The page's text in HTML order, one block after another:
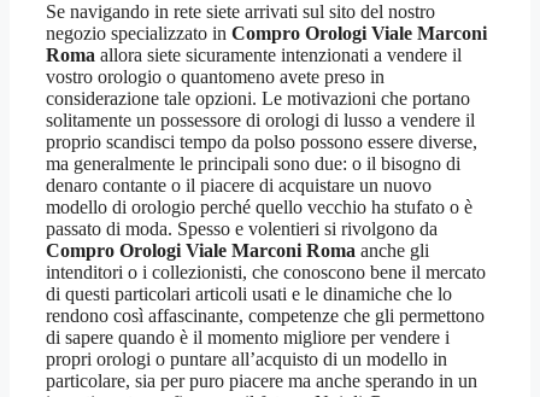
Se navigando in rete siete arrivati sul sito del nostro
negozio specializzato in Compro Orologi Viale Marconi
Roma allora siete sicuramente intenzionati a vendere il
vostro orologio o quantomeno avete preso in
considerazione tale opzioni. Le motivazioni che portano
solitamente un possessore di orologi di lusso a vendere il
proprio scandisci tempo da polso possono essere diverse,
ma generalmente le principali sono due: o il bisogno di
denaro contante o il piacere di acquistare un nuovo
modello di orologio perché quello vecchio ha stufato o è
passato di moda. Spesso e volentieri si rivolgono da
Compro Orologi Viale Marconi Roma anche gli
intenditori o i collezionisti, che conoscono bene il mercato
di questi particolari articoli usati e le dinamiche che lo
rendono così affascinante, competenze che gli permettono
di sapere quando è il momento migliore per vendere i
propri orologi o puntare all’acquisto di un modello in
particolare, sia per puro piacere ma anche sperando in un